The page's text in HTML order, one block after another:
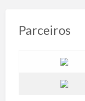
Parceiros